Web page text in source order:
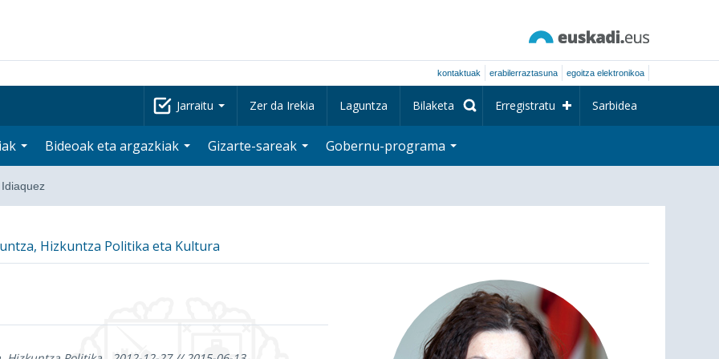
kontaktuak erabilerraztasuna egoitza elektronikoa
Jarraitu Zer da Irekia Laguntza Bilaketa Erregistratu Sarbidea
Bideoak eta argazkiak Gizarte-sareak Gobernu-programa
Hizkuntza Politika eta Kultura